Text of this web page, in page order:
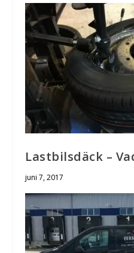
Lastbilsdäck –
juni 7, 2017